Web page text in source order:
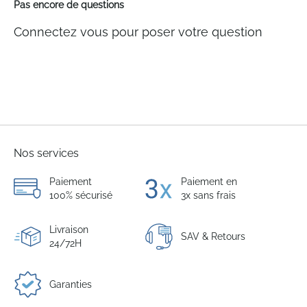
Pas encore de questions
Connectez vous pour poser votre question
Nos services
Paiement
100% sécurisé
Paiement en
3x sans frais
Livraison
24/72H
SAV & Retours
Garanties